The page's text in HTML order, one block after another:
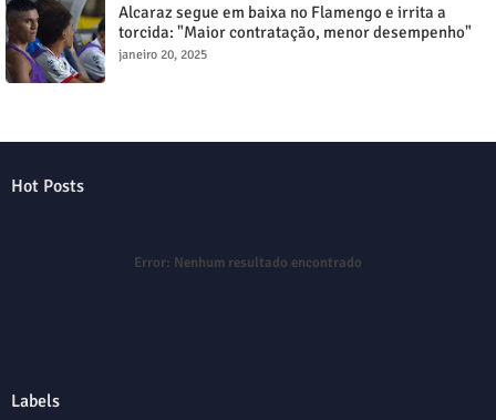
Alcaraz segue em baixa no Flamengo e irrita a
torcida: "Maior contratação, menor desempenho"
janeiro 20, 2025
Hot Posts
Error: Nenhum resultado encontrado
Labels